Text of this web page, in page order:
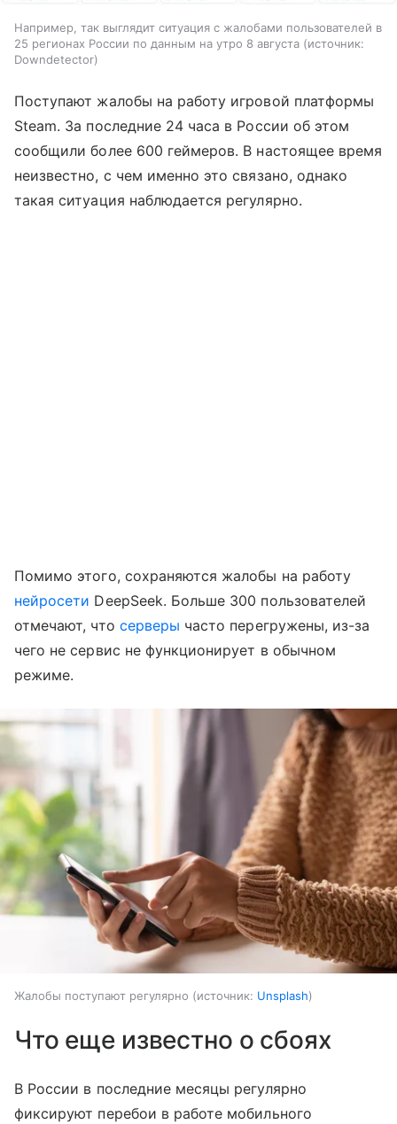
Например, так выглядит ситуация с жалобами пользователей в
25 регионах России по данным на утро 8 августа
источник:
Downdetector
Поступают жалобы на работу игровой платформы
Steam. За последние 24 часа в России об этом
сообщили более 600 геймеров. В настоящее время
неизвестно, с чем именно это связано, однако
такая ситуация наблюдается регулярно.
Помимо этого, сохраняются жалобы на работу
нейросети DeepSeek. Больше 300 пользователей
отмечают, что серверы часто перегружены, из-за
чего не сервис не функционирует в обычном
режиме.
Жалобы поступают регулярно источник: Unsplash
Что еще известно о сбоях
В России в последние месяцы регулярно
фиксируют перебои в работе мобильного